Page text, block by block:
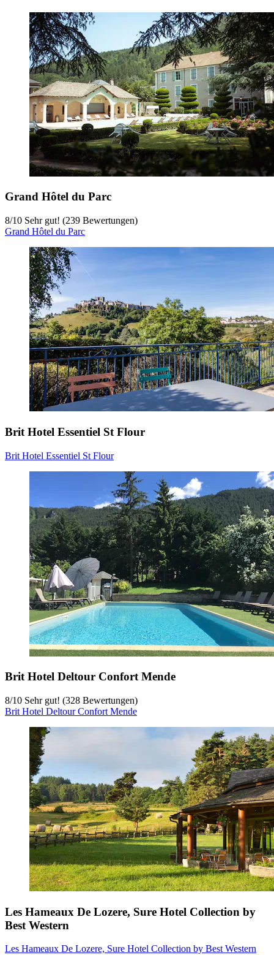
Grand Hôtel du Parc
8/10 Sehr gut! (239 Bewertungen)
Grand Hôtel du Parc
Brit Hotel Essentiel St Flour
Brit Hotel Essentiel St Flour
Brit Hotel Deltour Confort Mende
8/10 Sehr gut! (328 Bewertungen)
Brit Hotel Deltour Confort Mende
Les Hameaux De Lozere, Sure Hotel Collection by
Best Western
Les Hameaux De Lozere, Sure Hotel Collection by Best Western